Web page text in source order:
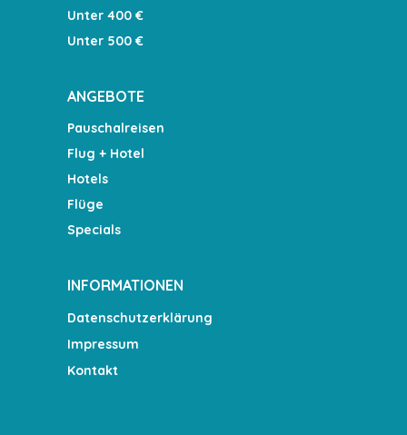
Unter 400 €
Unter 500 €
ANGEBOTE
Pauschalreisen
Flug + Hotel
Hotels
Flüge
Specials
INFORMATIONEN
Datenschutzerklärung
Impressum
Kontakt